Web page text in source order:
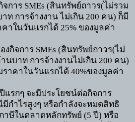
จการ SMEs (สินทรัพย์ถาวร(ไม่รวม
ท การจ้างงาน ไม่เกิน 200 คน) ก็มี
คาในวันแรกได้ 25% ของมูลค่า
งกิจการ SMEs (สินทรัพย์ถาวร(ไม่
นบาท การจ้างงานไม่เกิน 200 คน)
ราคาในวันแรกได้ 40%ของมูลค่า
แรกๆ จะมีประโยชน์ต่อกิจการ
กำไรสูงๆ หรือกำลังจะหมดสิทธิ
าษีในตลาดหลักทรัพย์ (5ปี) หรือ